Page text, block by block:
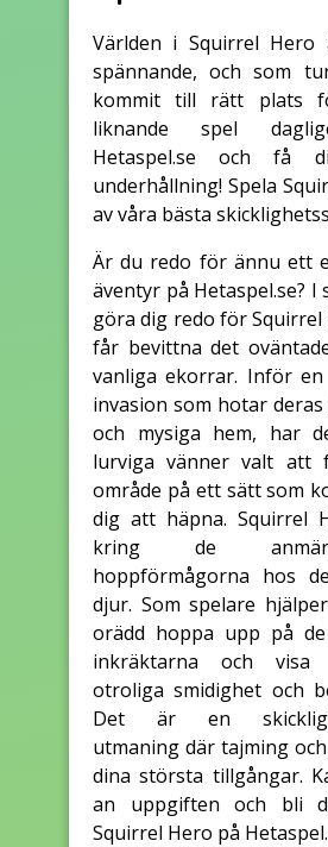
Världen i Squirrel Hero
spännande, och som
kommit till rätt plats
liknande spel
Hetaspel.se och få
underhållning! Spela
av våra bästa
Är du redo för ännu ett
äventyr på Hetaspel.se? I
göra dig redo för Squirrel
får bevittna det
vanliga ekorrar. Inför
invasion som hotar
och mysiga hem, har
lurviga vänner valt att
område på ett sätt som
dig att häpna. Squirrel
kring de
hoppförmågorna hos
djur. Som spelare
orädd hoppa upp på de
inkräktarna och visa
otroliga smidighet och
Det är en
utmaning där tajming
dina största tillgångar.
an uppgiften och bli
Squirrel Hero på